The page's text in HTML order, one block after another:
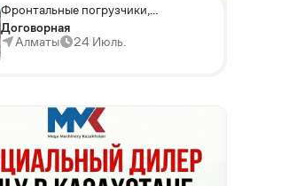
Фронтальные погрузчики,
Sunward ZYJ 320
Договорная
Алматы
24 Июль.